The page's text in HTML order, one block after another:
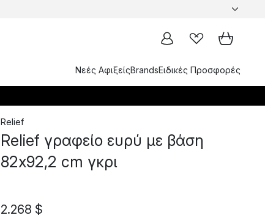
Νεές ΑφιξείςBrandsΕιδικές Προσφορές
Relief
Relief γραφείο ευρύ με βάση
82x92,2 cm γκρι
2.268 $